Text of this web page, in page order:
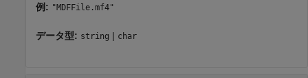
例: "MDFFile.mf4"
データ型: string | char